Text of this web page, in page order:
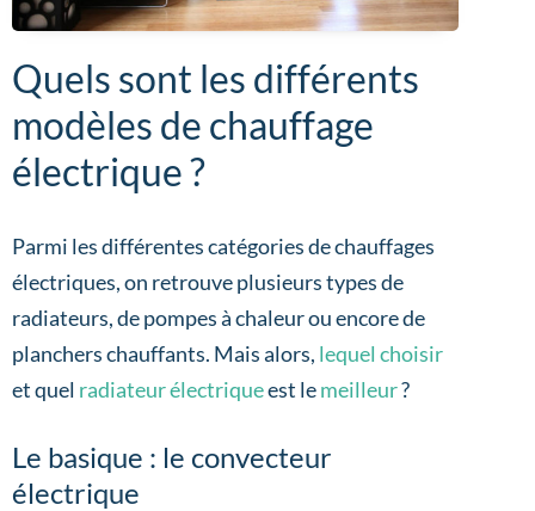
Quels sont les différents
modèles de chauffage
électrique ?
Parmi les différentes catégories de chauffages
électriques, on retrouve plusieurs types de
radiateurs, de pompes à chaleur ou encore de
planchers chauffants. Mais alors, lequel choisir
et quel radiateur électriqueest lemeilleur?
Le basique : le convecteur
électrique